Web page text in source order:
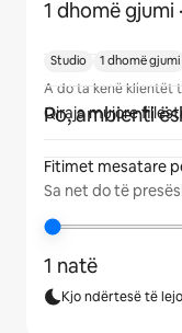
1 dhomë gjumi
A do ta kenë klientët
Po, ambienti
Sa net do të
1 natë
Kjo ndërtesë të
Studio 1 dhomë gjumi
Qiraja mujore
Fitimet mesatare